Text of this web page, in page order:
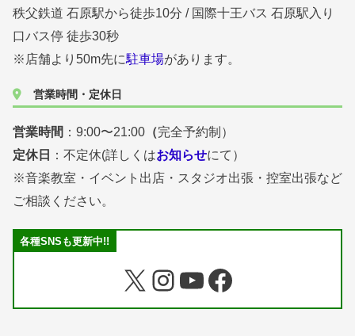
秩父鉄道 石原駅から徒歩10分 / 国際十王バス 石原駅入り
口バス停 徒歩30秒
※店舗より50m先に駐車場があります。
営業時間・定休日
営業時間 ：9:00〜21:00 （完全予約制）
定休日
：不定休(詳しくはお知らせにて）
※音楽教室・イベント出店・スタジオ出張・控室出張など
ご相談ください。
各種SNSも更新中!!